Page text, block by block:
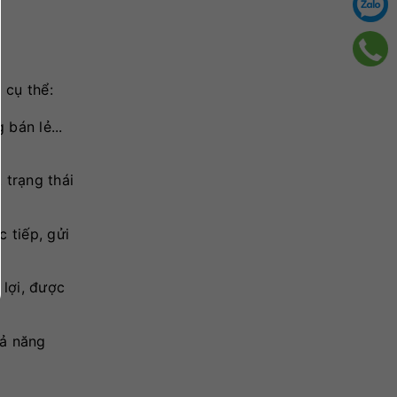
cụ thể:
bán lẻ...
trạng thái
tiếp, gửi
lợi, được
năng